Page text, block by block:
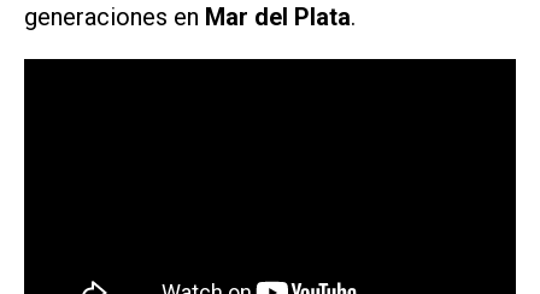
generaciones en Mar del Plata.